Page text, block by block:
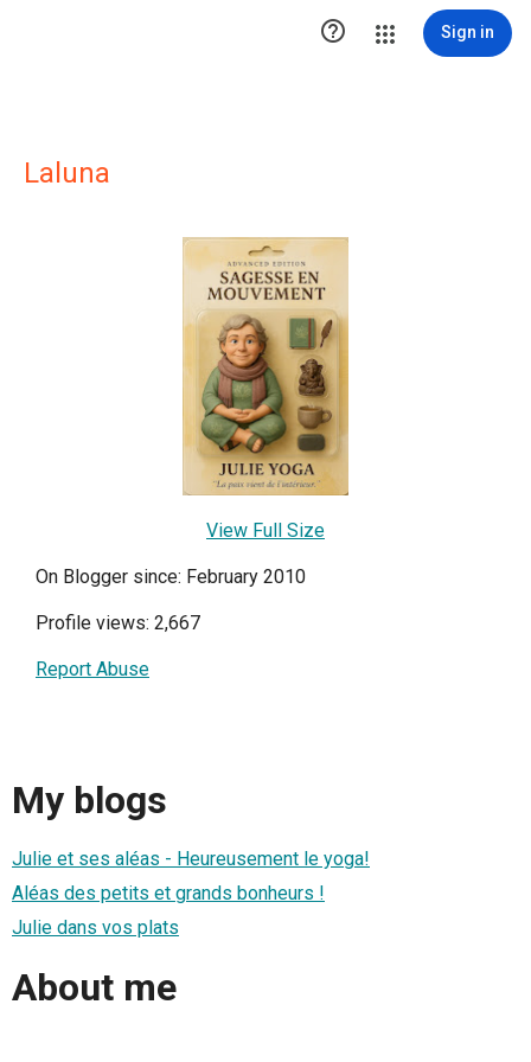
 Sign in
Laluna
View Full Size
On Blogger since: February 2010
Profile views: 2,667
Report Abuse
My blogs
Julie et ses aléas - Heureusement le yoga!
Aléas des petits et grands bonheurs !
Julie dans vos plats
About me